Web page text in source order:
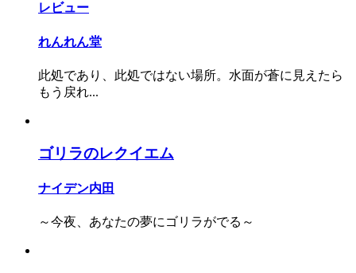
レビュー
れんれん堂
此処であり、此処ではない場所。水面が蒼に見えたら
もう戻れ...
ゴリラのレクイエム
ナイデン内田
～今夜、あなたの夢にゴリラがでる～